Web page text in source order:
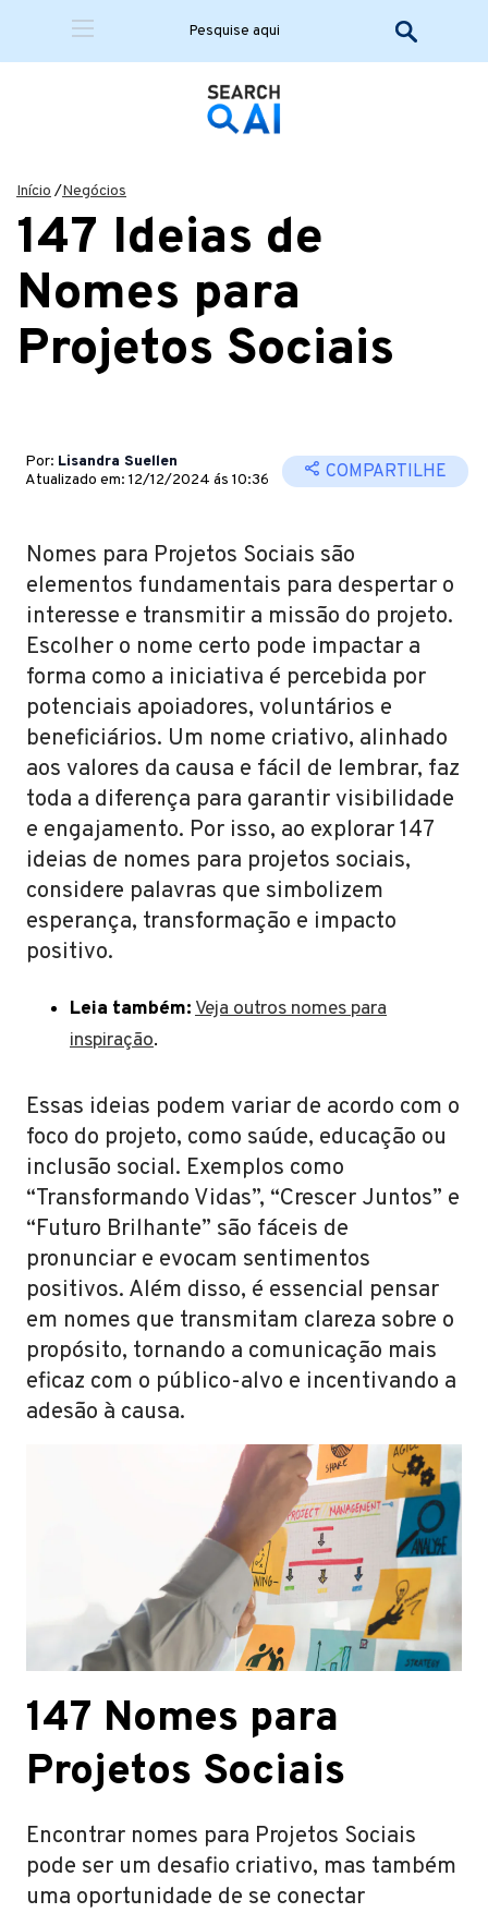
Início /Negócios
147 Ideias de
Nomes para
Projetos Sociais
Por: Lisandra Suellen
Atualizado em: 12/12/2024 ás 10:36
COMPARTILHE
Nomes para Projetos Sociais são
elementos fundamentais para despertar o
interesse e transmitir a missão do projeto.
Escolher o nome certo pode impactar a
forma como a iniciativa é percebida por
potenciais apoiadores, voluntários e
beneficiários. Um nome criativo, alinhado
aos valores da causa e fácil de lembrar, faz
toda a diferença para garantir visibilidade
e engajamento. Por isso, ao explorar 147
ideias de nomes para projetos sociais,
considere palavras que simbolizem
esperança, transformação e impacto
positivo.
Leia também:Veja outros nomes para
inspiração.
Essas ideias podem variar de acordo com o
foco do projeto, como saúde, educação ou
inclusão social. Exemplos como
“Transformando Vidas”, “Crescer Juntos” e
“Futuro Brilhante” são fáceis de
pronunciar e evocam sentimentos
positivos. Além disso, é essencial pensar
em nomes que transmitam clareza sobre o
propósito, tornando a comunicação mais
eficaz com o público-alvo e incentivando a
adesão à causa.
147 Nomes para
Projetos Sociais
Encontrar nomes para Projetos Sociais
pode ser um desafio criativo, mas também
uma oportunidade de se conectar